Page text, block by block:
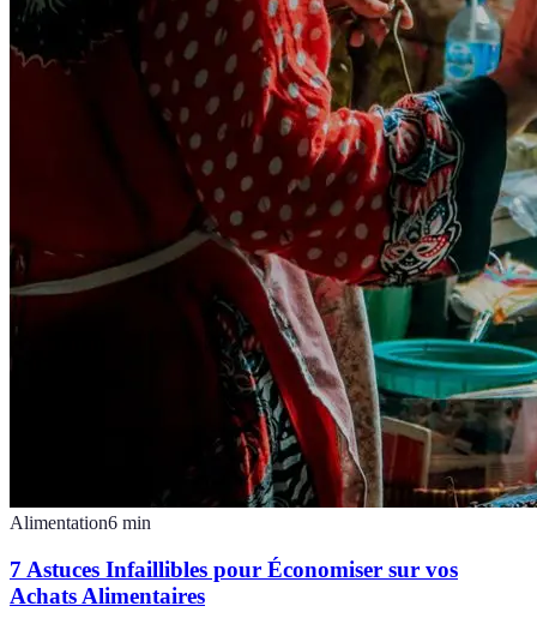
Alimentation6 min
7 Astuces Infaillibles pour Économiser sur vos
Achats Alimentaires